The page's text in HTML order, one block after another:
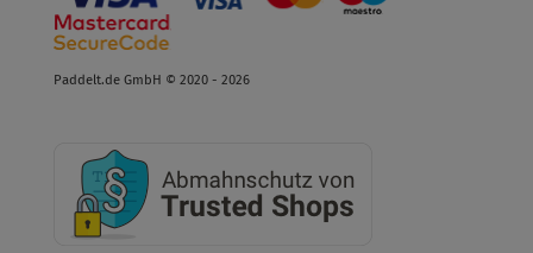
Paddelt.de GmbH © 2020 - 2026